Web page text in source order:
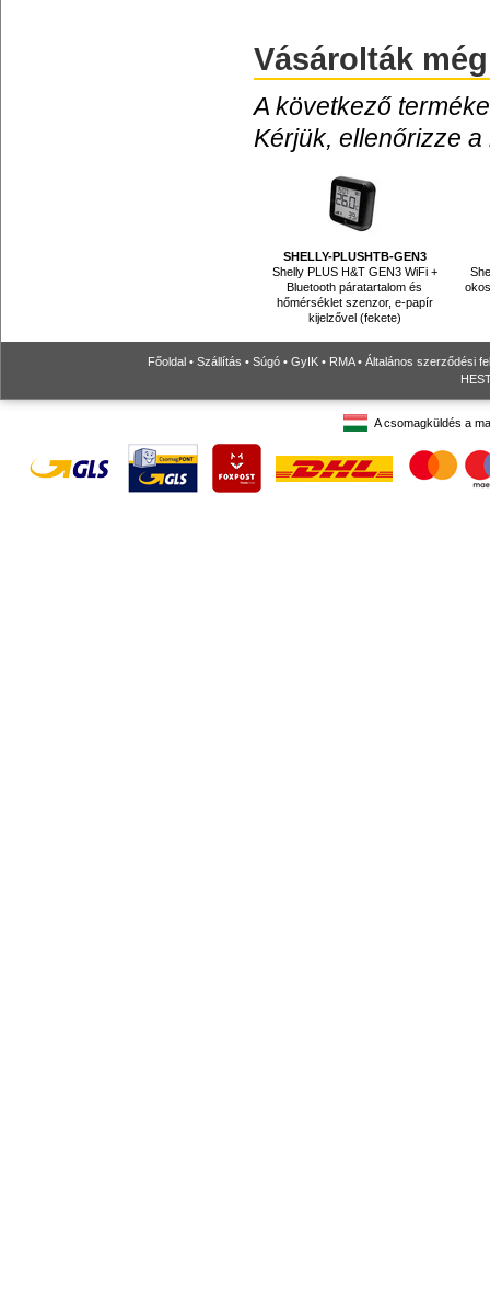
Vásárolták még
A következő
Kérjük, ellenőrizze
SHELLY-PLUSHTB-GEN3
Shelly PLUS H&T GEN3 WiFi +
Bluetooth páratartalom és
hőmérséklet szenzor, e-papír
kijelzővel (fekete)
Főoldal • Szállítás • Súgó • GyIK • RMA• Általános szerződési
A csomagküldés a